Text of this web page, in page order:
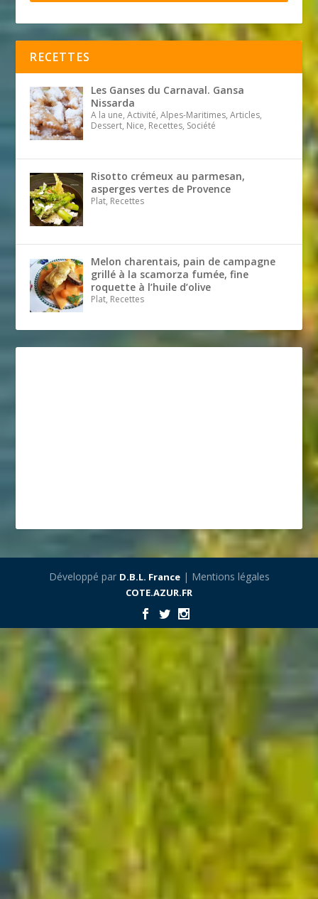
RECETTES
Les Ganses du Carnaval. Gansa
Nissarda
A la une, Activité, Alpes-Maritimes, Articles,
Dessert, Nice, Recettes, Société
Risotto crémeux au parmesan,
asperges vertes de Provence
Plat, Recettes
Melon charentais, pain de campagne
grillé à la scamorza fumée, fine
roquette à l’huile d’olive
Plat, Recettes
Développé par D.B.L. France| Mentions légales
COTE.AZUR.FR